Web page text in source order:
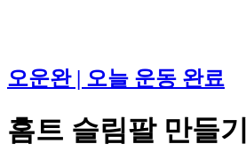
오운완 | 오늘 운동 완료
홈트 슬림팔 만들